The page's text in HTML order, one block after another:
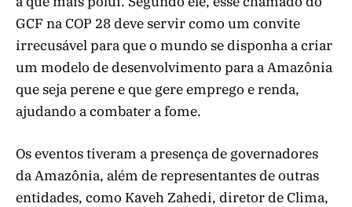
GCF na COP 28 deve servir como um convite
irrecusável para que o mundo se disponha a criar
um modelo de desenvolvimento para a Amazônia
que seja perene e que gere emprego e renda,
ajudando a combater a fome.
Os eventos tiveram a presença de governadores
da Amazônia, além de representantes de outras
entidades, como Kaveh Zahedi, diretor de Clima,